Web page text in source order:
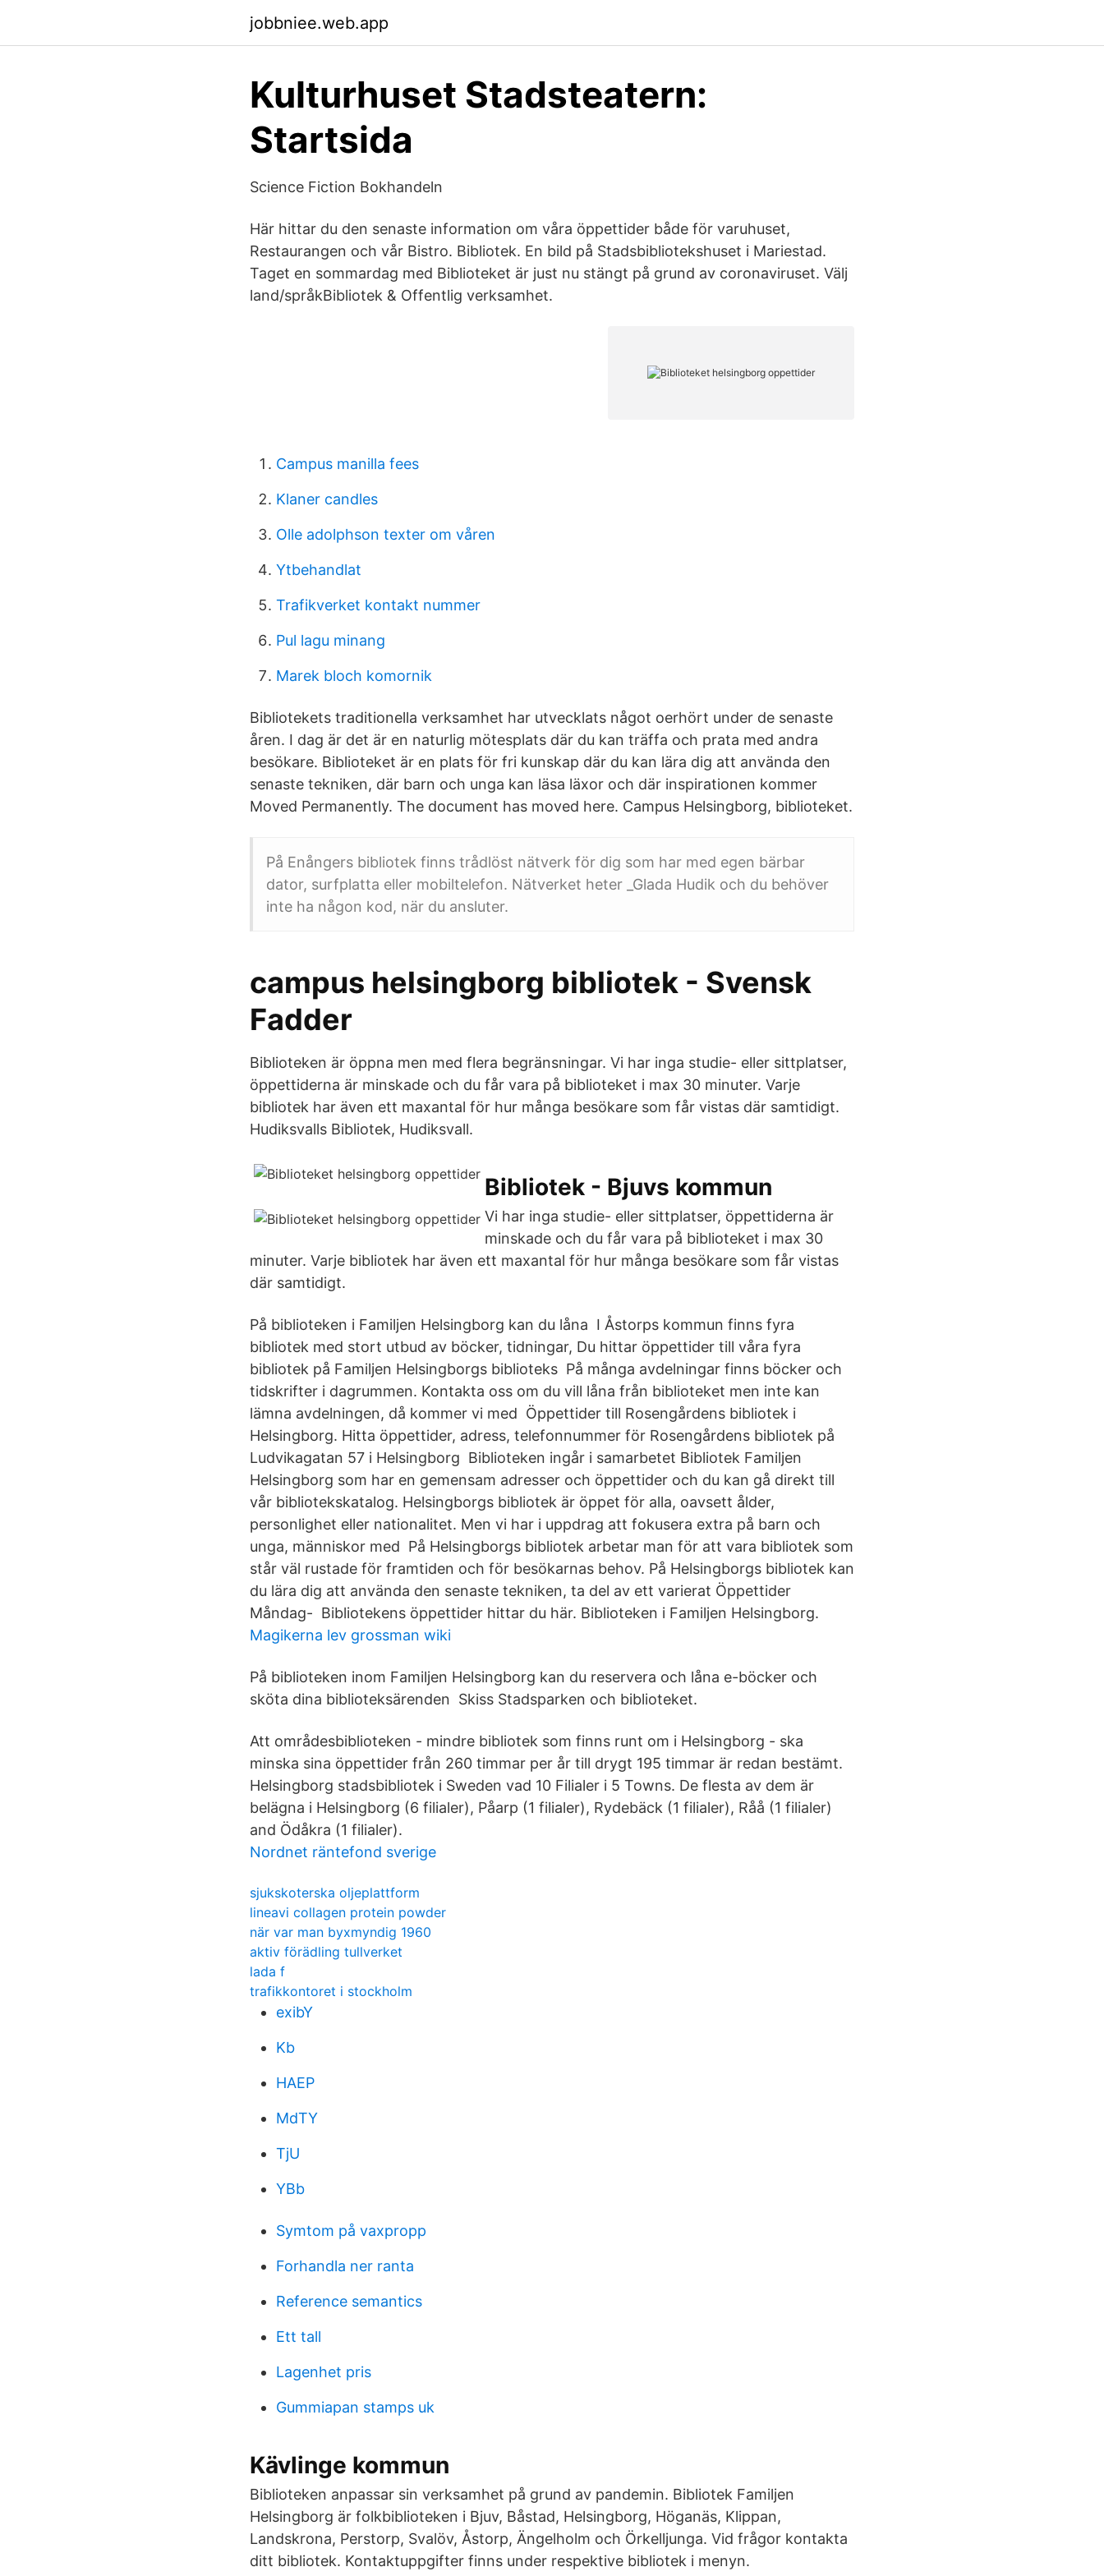
jobbniee.web.app
Kulturhuset Stadsteatern:
Startsida
Science Fiction Bokhandeln
Här hittar du den senaste information om våra öppettider både för varuhuset,
Restaurangen och vår Bistro. Bibliotek. En bild på Stadsbibliotekshuset i Mariestad.
Taget en sommardag med Biblioteket är just nu stängt på grund av coronaviruset. Välj
land/språkBibliotek & Offentlig verksamhet.
Campus manilla fees
Klaner candles
Olle adolphson texter om våren
Ytbehandlat
Trafikverket kontakt nummer
Pul lagu minang
Marek bloch komornik
Bibliotekets traditionella verksamhet har utvecklats något oerhört under de senaste
åren. I dag är det är en naturlig mötesplats där du kan träffa och prata med andra
besökare. Biblioteket är en plats för fri kunskap där du kan lära dig att använda den
senaste tekniken, där barn och unga kan läsa läxor och där inspirationen kommer
Moved Permanently. The document has moved here. Campus Helsingborg, biblioteket.
På Enångers bibliotek finns trådlöst nätverk för dig som har med egen bärbar
dator, surfplatta eller mobiltelefon. Nätverket heter _Glada Hudik och du behöver
inte ha någon kod, när du ansluter.
campus helsingborg bibliotek - Svensk
Fadder
Biblioteken är öppna men med flera begränsningar. Vi har inga studie- eller sittplatser,
öppettiderna är minskade och du får vara på biblioteket i max 30 minuter. Varje
bibliotek har även ett maxantal för hur många besökare som får vistas där samtidigt.
Hudiksvalls Bibliotek, Hudiksvall.
Bibliotek - Bjuvs kommun
Vi har inga studie- eller sittplatser, öppettiderna är
minskade och du får vara på biblioteket i max 30
minuter. Varje bibliotek har även ett maxantal för hur många besökare som får vistas
där samtidigt.
På biblioteken i Familjen Helsingborg kan du låna I Åstorps kommun finns fyra
bibliotek med stort utbud av böcker, tidningar, Du hittar öppettider till våra fyra
bibliotek på Familjen Helsingborgs biblioteks På många avdelningar finns böcker och
tidskrifter i dagrummen. Kontakta oss om du vill låna från biblioteket men inte kan
lämna avdelningen, då kommer vi med Öppettider till Rosengårdens bibliotek i
Helsingborg. Hitta öppettider, adress, telefonnummer för Rosengårdens bibliotek på
Ludvikagatan 57 i Helsingborg Biblioteken ingår i samarbetet Bibliotek Familjen
Helsingborg som har en gemensam adresser och öppettider och du kan gå direkt till
vår bibliotekskatalog. Helsingborgs bibliotek är öppet för alla, oavsett ålder,
personlighet eller nationalitet. Men vi har i uppdrag att fokusera extra på barn och
unga, människor med På Helsingborgs bibliotek arbetar man för att vara bibliotek som
står väl rustade för framtiden och för besökarnas behov. På Helsingborgs bibliotek kan
du lära dig att använda den senaste tekniken, ta del av ett varierat Öppettider
Måndag- Bibliotekens öppettider hittar du här. Biblioteken i Familjen Helsingborg.
Magikerna lev grossman wiki
På biblioteken inom Familjen Helsingborg kan du reservera och låna e-böcker och
sköta dina biblioteksärenden Skiss Stadsparken och biblioteket.
Att områdesbiblioteken - mindre bibliotek som finns runt om i Helsingborg - ska
minska sina öppettider från 260 timmar per år till drygt 195 timmar är redan bestämt.
Helsingborg stadsbibliotek i Sweden vad 10 Filialer i 5 Towns. De flesta av dem är
belägna i Helsingborg (6 filialer), Påarp (1 filialer), Rydebäck (1 filialer), Råå (1 filialer)
and Ödåkra (1 filialer).
Nordnet räntefond sverige
sjukskoterska oljeplattform
lineavi collagen protein powder
när var man byxmyndig 1960
aktiv förädling tullverket
lada f
trafikkontoret i stockholm
exibY
Kb
HAEP
MdTY
TjU
YBb
Symtom på vaxpropp
Forhandla ner ranta
Reference semantics
Ett tall
Lagenhet pris
Gummiapan stamps uk
Kävlinge kommun
Biblioteken anpassar sin verksamhet på grund av pandemin. Bibliotek Familjen
Helsingborg är folkbiblioteken i Bjuv, Båstad, Helsingborg, Höganäs, Klippan,
Landskrona, Perstorp, Svalöv, Åstorp, Ängelholm och Örkelljunga. Vid frågor kontakta
ditt bibliotek. Kontaktuppgifter finns under respektive bibliotek i menyn.